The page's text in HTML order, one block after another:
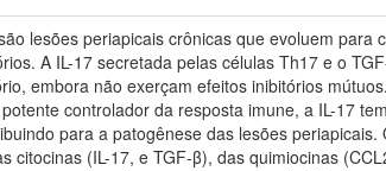
lesões periapicais crônicas que evoluem
A IL-17 secretada pelas células Th17 e o
embora não exerçam efeitos inibitórios
controlador da resposta imune, a IL-17
para a patogênese das lesões
citocinas (IL-17, e TGF-β), das quimiocinas